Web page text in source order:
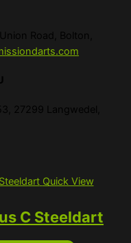
Road, Bolton,
27299 Langwedel,
Quick View
C Steeldart